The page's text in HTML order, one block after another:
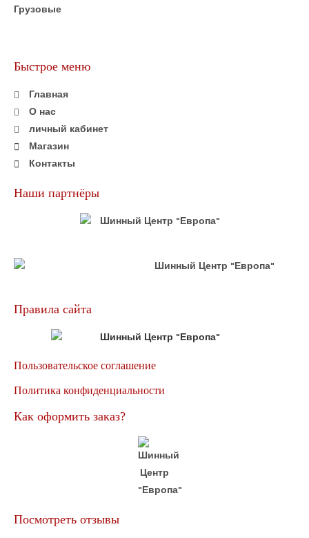
Грузовые
Быстрое меню
Главная
О нас
личный кабинет
Магазин
Контакты
Наши партнёры
Правила сайта
Пользовательское соглашение
Политика конфиденциальности
Как оформить заказ?
Посмотреть отзывы